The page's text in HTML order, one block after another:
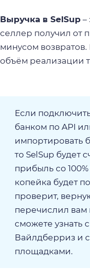
Выручка в SelSup –
селлер получил от
минусом
объём реализации
Если
банком по API
импортировать
то SelSup будет
прибыль со
копейка будет
проверит,
перечислил вам
сможете узнать
Вайлдберриз и
площадками.